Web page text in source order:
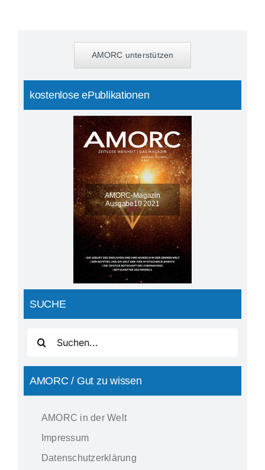
AMORC unterstützen
kostenlose ePublikationen
AMORC-Magazin
Ausgabe10 2021
SUCHE
nach:
AMORC / Gut zu wissen
AMORC in der Welt
Impressum
Datenschutzerklärung